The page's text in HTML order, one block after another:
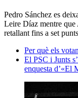
Pedro Sánchez es
Leire Díaz mentre
retallant fins a set
Per què els
El PSC i Junts
enquesta d’«El